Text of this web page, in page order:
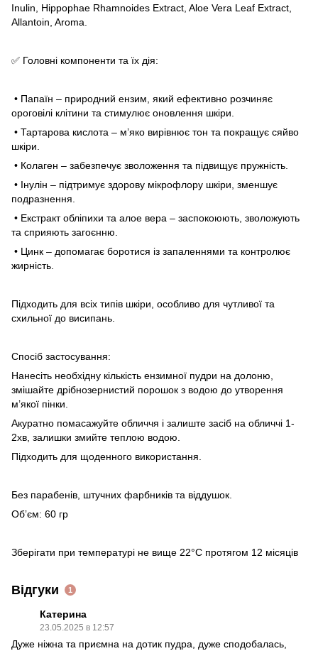
Inulin, Hippophae Rhamnoides Extract, Aloe Vera Leaf Extract,
Allantoin, Aroma.
✅ Головні компоненти та їх дія:
• Папаїн – природний ензим, який ефективно розчиняє
ороговілі клітини та стимулює оновлення шкіри.
• Тартарова кислота – м’яко вирівнює тон та покращує сяйво
шкіри.
• Колаген – забезпечує зволоження та підвищує пружність.
• Інулін – підтримує здорову мікрофлору шкіри, зменшує
подразнення.
• Екстракт обліпихи та алое вера – заспокоюють, зволожують
та сприяють загоєнню.
• Цинк – допомагає боротися із запаленнями та контролює
жирність.
Підходить для всіх типів шкіри, особливо для чутливої та
схильної до висипань.
Спосіб застосування:
Нанесіть необхідну кількість ензимної пудри на долоню,
змішайте дрібнозернистий порошок з водою до утворення
м’якої пінки.
Акуратно помасажуйте обличчя і залиште засіб на обличчі 1-
2хв, залишки змийте теплою водою.
Підходить для щоденного використання.
Без парабенів, штучних фарбників та віддушок.
Обʼєм: 60 гр
Зберігати при температурі не вище 22°С протягом 12 місяців
Відгуки 1
Катерина
23.05.2025 в 12:57
Дуже ніжна та приємна на дотик пудра, дуже сподобалась,